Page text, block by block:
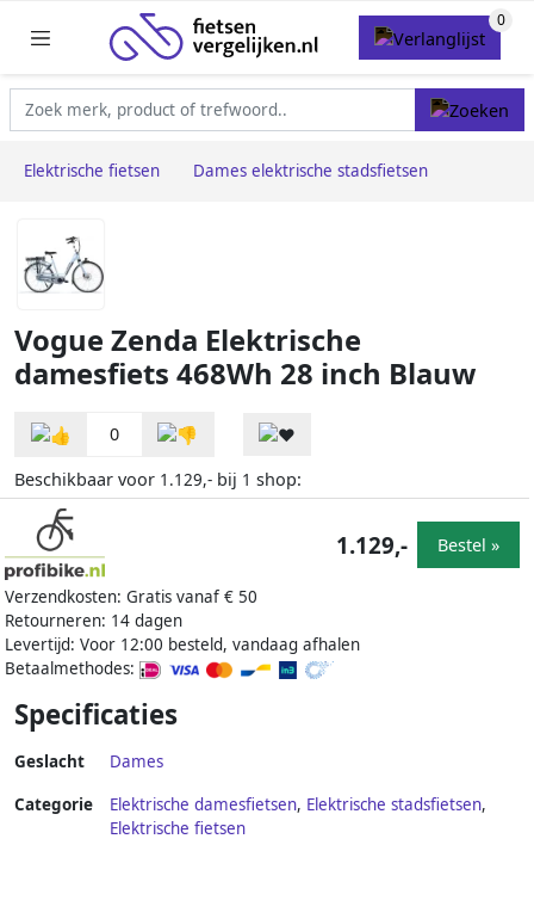
Elektrische fietsen Dames elektrische stadsfietsen
Vogue Zenda Elektrische
damesfiets 468Wh 28 inch Blauw
0
Beschikbaar voor 1.129,- bij 1 shop:
Verzendkosten: Gratis vanaf € 50
Retourneren: 14 dagen
Levertijd: Voor 12:00 besteld, vandaag afhalen
Betaalmethodes:
1.129,- Bestel »
Specificaties
Geslacht
Dames
Categorie
Elektrische damesfietsen, Elektrische stadsfietsen,
Elektrische fietsen